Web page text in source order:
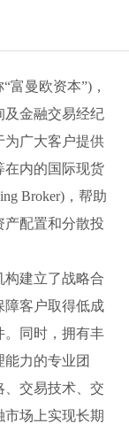
曼欧资本”)，
及金融交易经纪
为广大客户提供
在内的国际现货
Broker)，帮助
产配置和分散投
建立了战略合
障客户取得低成
。同时，拥有丰
力的专业团
、交易技术、交
场上实现长期